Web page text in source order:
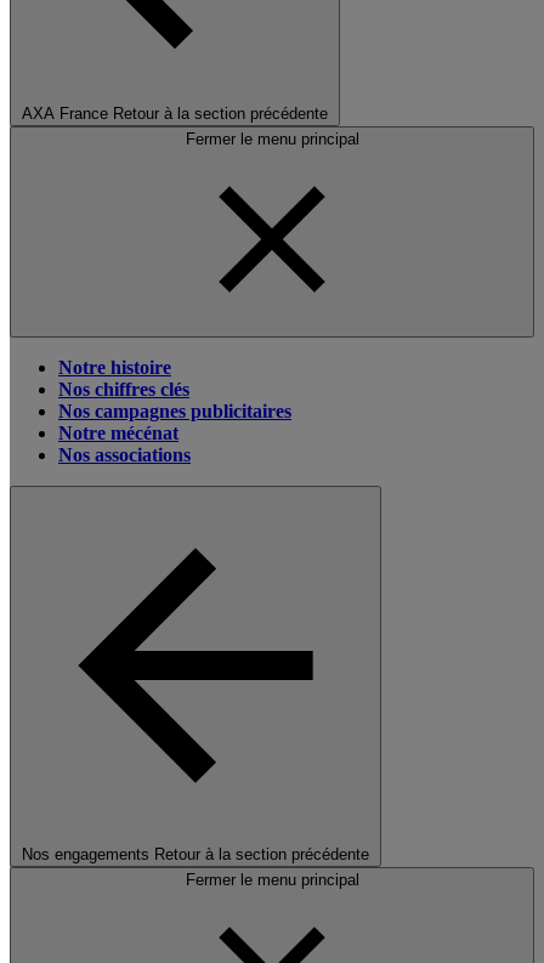
AXA France Retour à la section précédente
Fermer le menu principal
Notre histoire
Nos chiffres clés
Nos campagnes publicitaires
Notre mécénat
Nos associations
Nos engagements Retour à la section précédente
Fermer le menu principal